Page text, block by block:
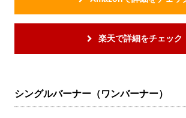
楽天で詳細をチェック
シングルバーナー（ワンバーナー）